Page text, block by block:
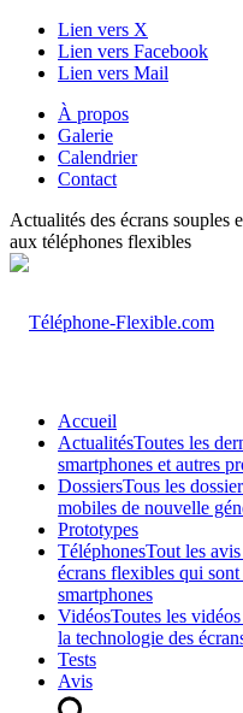
Lien vers X
Lien vers Facebook
Lien vers Mail
À propos
Galerie
Calendrier
Contact
Actualités des écrans souples
aux téléphones flexibles
Accueil
ActualitésToutes les
smartphones et autres
DossiersTous les
mobiles de nouvelle
Prototypes
TéléphonesTout les
écrans flexibles qui
smartphones
VidéosToutes les
la technologie des
Tests
Avis